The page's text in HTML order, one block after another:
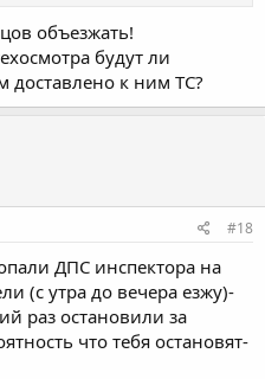
объезжать!
будут ли
доставлено к ним ТС?
#18
ДПС инспектора на
(с утра до вечера езжу)-
раз остановили за
что тебя остановят-